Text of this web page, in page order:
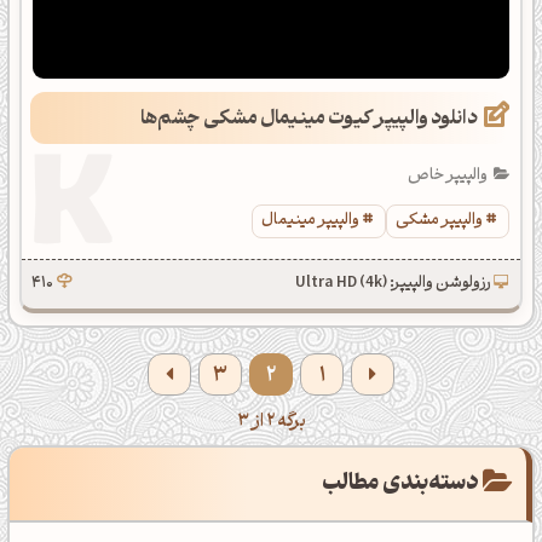
دانلود والپیپر کیوت مینیمال مشکی چشم‌ها
والپیپر خاص
والپیپر مشکی
والپیپر مینیمال
رزولوشن والپیپر: Ultra HD (4k) 410
1
2
3
برگه 2 از 3
دسته‌بندی مطالب